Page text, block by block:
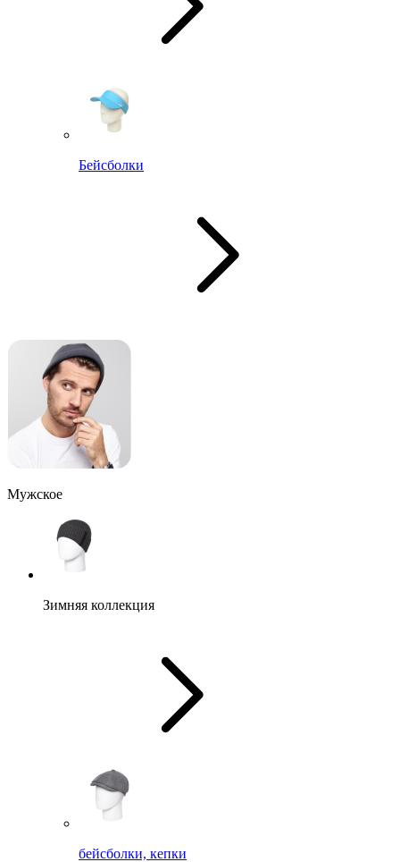
Бейсболки
Мужское
Зимняя коллекция
бейсболки, кепки